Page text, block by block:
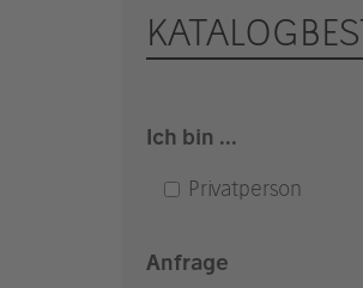
Ich bin ...
Privatperson
Anfrage